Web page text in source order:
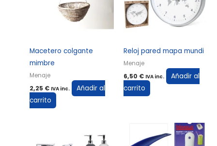
Macetero colgante
mimbre
Menaje
2,25 € IVA inc.
Añadir al
carrito
Reloj pared mapa mundi
Menaje
6,50 € IVA inc.
Añadir al
carrito